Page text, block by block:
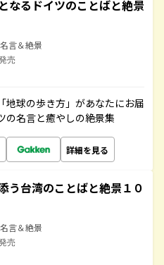
なるドイツのことばと絶景
言＆絶景
売
地球の歩き方」があなたにお届
の名言と癒やしの絶景集
詳細を見る
う台湾のことばと絶景１０
言＆絶景
売